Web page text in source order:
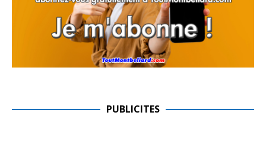
PUBLICITES